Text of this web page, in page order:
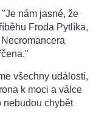
nám jasné, že
Froda Pytlíka,
všechny události,
k moci a válce
nebudou chybět